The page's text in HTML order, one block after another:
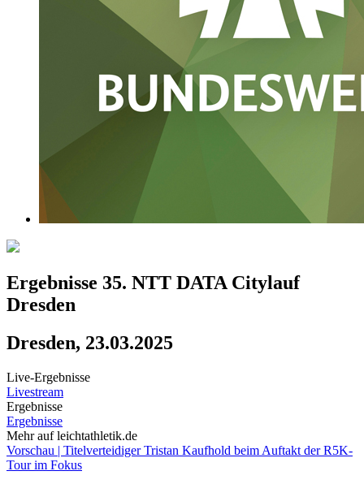
Ergebnisse 35. NTT DATA Citylauf
Dresden
Dresden, 23.03.2025
Live-Ergebnisse
Livestream
Ergebnisse
Ergebnisse
Mehr auf leichtathletik.de
Vorschau | Titelverteidiger Tristan Kaufhold beim Auftakt der R5K-
Tour im Fokus